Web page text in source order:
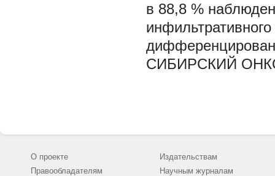
в 88,8 %
СИБИРСКИЙ
О проекте
Правообладателям
Издательствам
Научным журналам